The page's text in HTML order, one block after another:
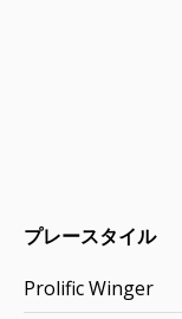
プレースタイル
Prolific Winger